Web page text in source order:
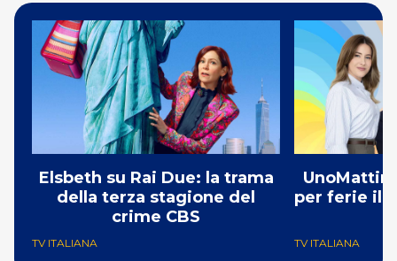
Elsbeth su Rai Due: la trama
della terza stagione del
crime CBS
TV ITALIANA
per ferie il
TV ITALIANA